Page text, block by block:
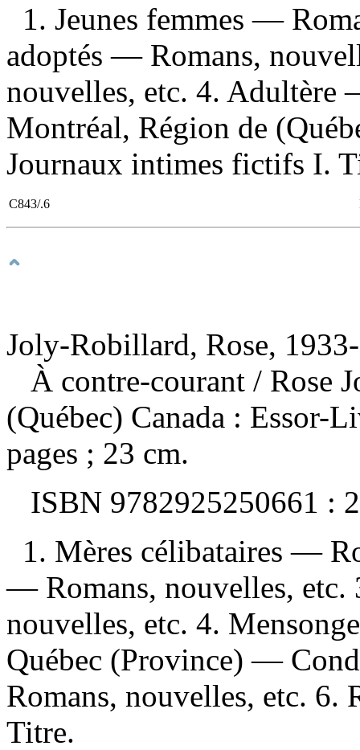
1. Jeunes femmes —
adoptés — Romans,
nouvelles, etc. 4. Adultère
Montréal, Région de
Journaux intimes fictifs I.
C843/.6
Joly-Robillard, Rose,
À contre-courant / Rose
(Québec) Canada :
pages ; 23 cm.
ISBN 9782925250661 :
1. Mères célibataires —
— Romans, nouvelles,
nouvelles, etc. 4.
Québec (Province) —
Romans, nouvelles, etc. 6.
Titre.